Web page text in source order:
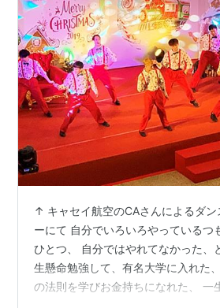
↑ キャセイ航空のCAさんによるダ
ーにて 自分でいろいろやっているつ
ひとつ、 自分ではやれてなかった、
生懸命勉強して、有名大学に入れた
の法則を学びお金持ちになれた、 一